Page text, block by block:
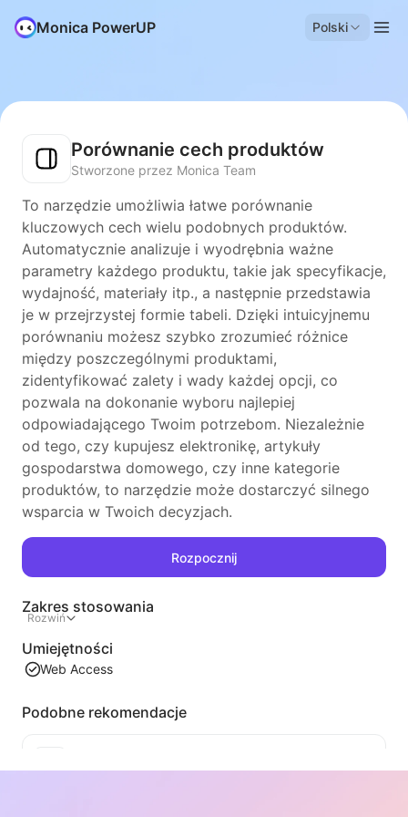
Monica PowerUP Polski
Porównanie cech produktów
Stworzone przez Monica Team
To narzędzie umożliwia łatwe porównanie
kluczowych cech wielu podobnych produktów.
Automatycznie analizuje i wyodrębnia ważne
parametry każdego produktu, takie jak specyfikacje,
wydajność, materiały itp., a następnie przedstawia
je w przejrzystej formie tabeli. Dzięki intuicyjnemu
porównaniu możesz szybko zrozumieć różnice
między poszczególnymi produktami,
zidentyfikować zalety i wady każdej opcji, co
pozwala na dokonanie wyboru najlepiej
odpowiadającego Twoim potrzebom. Niezależnie
od tego, czy kupujesz elektronikę, artykuły
gospodarstwa domowego, czy inne kategorie
produktów, to narzędzie może dostarczyć silnego
wsparcia w Twoich decyzjach.
Rozpocznij
Zakres stosowania
Rozwiń
Umiejętności
Web Access
Podobne rekomendacje
Wydajne narzędzie do ekstrakcji treści wideo z stron internetowych, które szybko skanuje strony i porządkuje informacje o wideo w zorganizowanej tabeli Markdown.